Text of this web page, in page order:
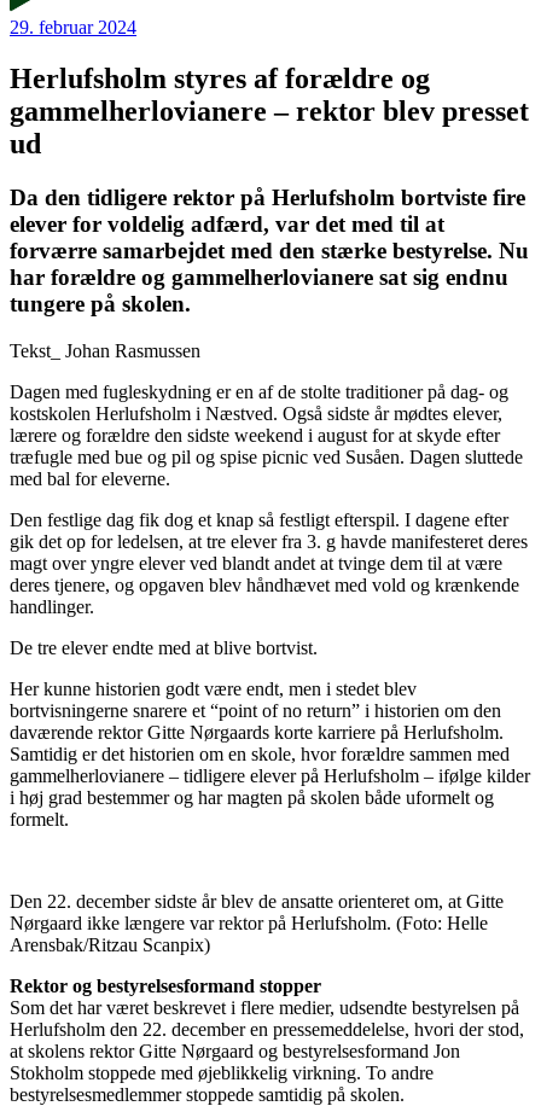
29. februar 2024
Herlufsholm styres af forældre og
gammelherlovianere – rektor blev presset
ud
Da den tidligere rektor på Herlufsholm bortviste fire
elever for voldelig adfærd, var det med til at
forværre samarbejdet med den stærke bestyrelse. Nu
har forældre og gammelherlovianere sat sig endnu
tungere på skolen.
Tekst_ Johan Rasmussen
Dagen med fugleskydning er en af de stolte traditioner på dag- og
kostskolen Herlufsholm i Næstved. Også sidste år mødtes elever,
lærere og forældre den sidste weekend i august for at skyde efter
træfugle med bue og pil og spise picnic ved Susåen. Dagen sluttede
med bal for eleverne.
Den festlige dag fik dog et knap så festligt efterspil. I dagene efter
gik det op for ledelsen, at tre elever fra 3. g havde manifesteret deres
magt over yngre elever ved blandt andet at tvinge dem til at være
deres tjenere, og opgaven blev håndhævet med vold og krænkende
handlinger.
De tre elever endte med at blive bortvist.
Her kunne historien godt være endt, men i stedet blev
bortvisningerne snarere et “point of no return” i historien om den
daværende rektor Gitte Nørgaards korte karriere på Herlufsholm.
Samtidig er det historien om en skole, hvor forældre sammen med
gammelherlovianere – tidligere elever på Herlufsholm – ifølge kilder
i høj grad bestemmer og har magten på skolen både uformelt og
formelt.
Den 22. december sidste år blev de ansatte orienteret om, at Gitte
Nørgaard ikke længere var rektor på Herlufsholm. (Foto: Helle
Arensbak/Ritzau Scanpix)
Rektor og bestyrelsesformand stopper
Som det har været beskrevet i flere medier, udsendte bestyrelsen på
Herlufsholm den 22. december en pressemeddelelse, hvori der stod,
at skolens rektor Gitte Nørgaard og bestyrelsesformand Jon
Stokholm stoppede med øjeblikkelig virkning. To andre
bestyrelsesmedlemmer stoppede samtidig på skolen.